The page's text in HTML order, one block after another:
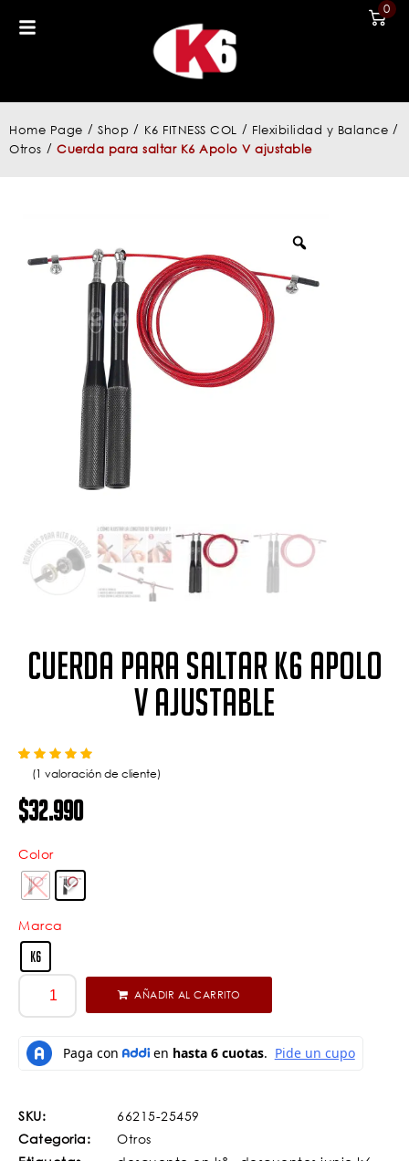
0
Home Page / Shop / K6 FITNESS COL / Flexibilidad y Balance /
Otros / Cuerda para saltar K6 Apolo V ajustable
Cuerda para saltar K6 Apolo
V ajustable
Valorado con 5.00
de 5 en base a
valoración de un cliente
(1 valoración de cliente)
$32.990
Color
Marca
K6
AÑADIR AL CARRITO
SKU:
66215-25459
Categoria:
Otros